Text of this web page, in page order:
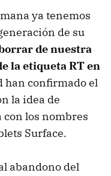
ya tenemos
de su
de nuestra
la etiqueta RT en
han confirmado el
la idea de
los nombres
Surface.
abandono del